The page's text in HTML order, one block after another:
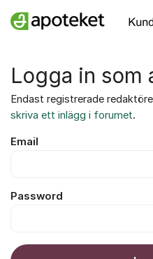
Logga in som
Endast registrerade
skriva ett inlägg i forumet.
Email
Password